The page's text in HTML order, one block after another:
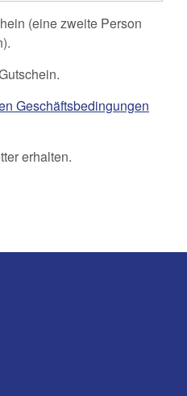
(eine zweite Person
Geschäftsbedingungen
erhalten.